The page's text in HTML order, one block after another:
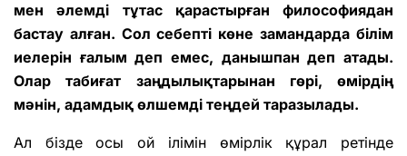
мен әлемді тұтас қарастырған философиядан
бастау алған. Сол себепті көне замандарда білім
иелерін ғалым деп емес, данышпан деп атады.
Олар табиғат заңдылықтарынан гөрі, өмірдің
мәнін, адамдық өлшемді теңдей таразылады.
Ал бізде осы ой ілімін өмірлік құрал ретінде